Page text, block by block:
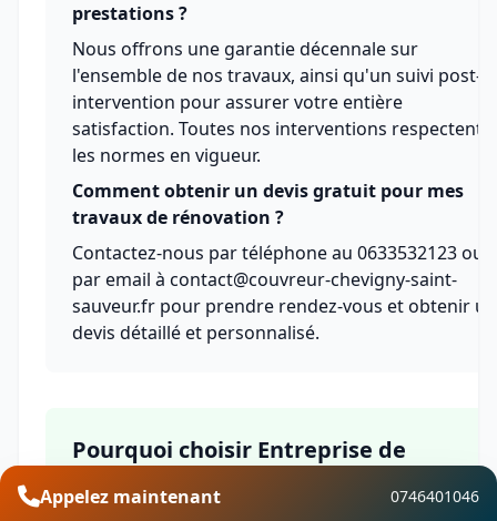
prestations ?
Nous offrons une garantie décennale sur
l'ensemble de nos travaux, ainsi qu'un suivi post-
intervention pour assurer votre entière
satisfaction. Toutes nos interventions respectent
les normes en vigueur.
Comment obtenir un devis gratuit pour mes
travaux de rénovation ?
Contactez-nous par téléphone au 0633532123 ou
par email à contact@couvreur-chevigny-saint-
sauveur.fr pour prendre rendez-vous et obtenir un
devis détaillé et personnalisé.
Pourquoi choisir Entreprise de
Saint-Sauveur
Appelez maintenant 0746401046